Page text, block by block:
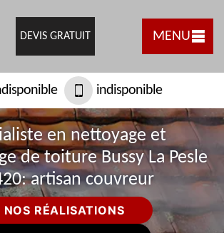
DEVIS GRATUIT MENU
indisponible
en nettoyage et
de toiture Bussy La Pesle
artisan couvreur
NOS RÉALISATIONS